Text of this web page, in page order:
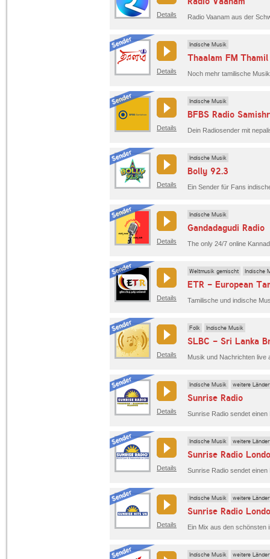
Details Radio Vaanam aus der
Details
Indische Musik
Thaalam FM Thamil
Details
Indische Musik
BFBS Radio
Dein Radiosender mit
Details
Indische Musik
Bolly 92.3
Details
Indische Musik
Gandadagudi Radio
The only 24/7 online
Details
Weltmusik gemischt Indische
ETR - European
Tamilische und indische
Details
Folk Indische Musik
SLBC - Sri Lanka
Details
Indische Musik weitere Länder
Sunrise Radio
Details
Indische Musik weitere Länder
Sunrise Radio
Details
Indische Musik weitere Länder
Sunrise Radio
Ein Mix aus den schönsten
Indische Musik weitere Länder